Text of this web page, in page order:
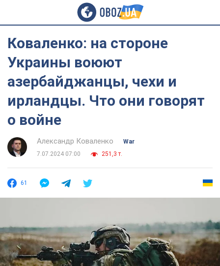
Коваленко: на стороне
Украины воюют
азербайджанцы, чехи и
ирландцы. Что они говорят
о войне
Александр Коваленко
War
7.07.2024 07:00
251,3 т.
61